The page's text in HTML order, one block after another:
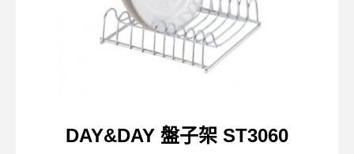
DAY&DAY 盤子架 ST3060